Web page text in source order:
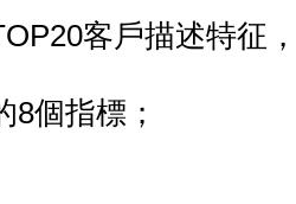
客戶描述特征
個指標；